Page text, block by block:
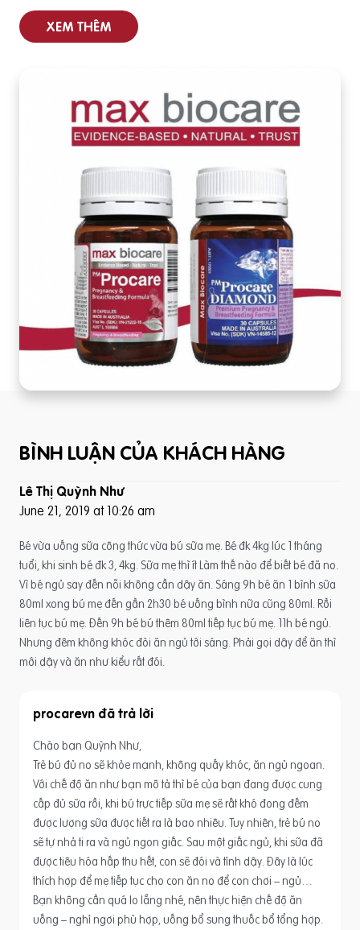
XEM THÊM
BÌNH LUẬN CỦA KHÁCH HÀNG
Lê Thị Quỳnh Như
June 21, 2019 at 10:26 am
Bé vừa uống sữa công thức vừa bú sữa mẹ. Bé đk 4kg lúc 1 tháng
tuổi, khi sinh bé đk 3, 4kg. Sữa mẹ thì ít Làm thế nào để biết bé đã no.
Vì bé ngủ say đến nỗi không cần dậy ăn. Sáng 9h bé ăn 1 bình sữa
80ml xong bú mẹ đến gần 2h30 bé uống bình nữa cũng 80ml. Rồi
liên tục bú mẹ. Đến 9h bé bú thêm 80ml tiếp tục bú mẹ. 11h bé ngủ.
Nhưng đêm không khóc đòi ăn ngủ tới sáng. Phải gọi dậy để ăn thì
mới dậy và ăn như kiểu rất đói.
procarevn
Chào bạn Quỳnh Như,
Trẻ bú đủ no sẽ khỏe mạnh, không quấy khóc, ăn ngủ ngoan.
Với chế độ ăn như bạn mô tả thì bé của bạn đang được cung
cấp đủ sữa rồi, khi bú trực tiếp sữa mẹ sẽ rất khó đong đếm
được lượng sữa được tiết ra là bao nhiêu. Tuy nhiên, trẻ bú no
sẽ tự nhả ti ra và ngủ ngon giấc. Sau một giấc ngủ, khi sữa đã
được tiêu hóa hấp thu hết, con sẽ đói và tỉnh dậy. Đây là lúc
thích hợp để mẹ tiếp tục cho con ăn no để con chơi – ngủ…
Bạn không cần quá lo lắng nhé, nên thực hiện chế độ ăn
uống – nghỉ ngơi phù hợp, uống bổ sung thuốc bổ tổng hợp.